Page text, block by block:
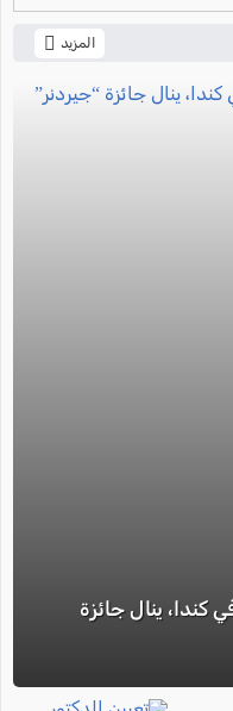
الايطالي
المزيد
كندا، ينال جائزة